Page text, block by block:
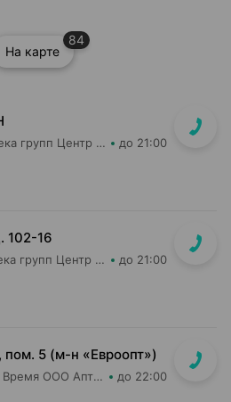
На карте
84
Добрыя леки-Эконом Аптека групп Центр ООО Аптека №1 до 21:00
102-16
Добрыя леки-Эканом Аптека групп Центр ООО Аптека №19 до 21:00
5 (м-н «Евроопт»)
Планета Здоровья Доктор Время ООО Аптека №51 до 22:00